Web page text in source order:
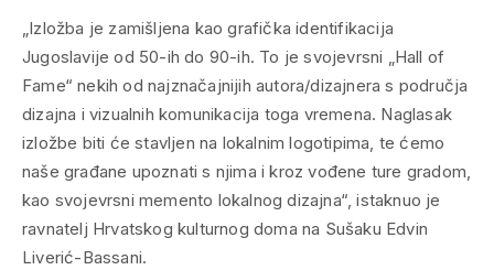
„Izložba je zamišljena kao grafička identifikacija
Jugoslavije od 50-ih do 90-ih. To je svojevrsni „Hall of
Fame“ nekih od najznačajnijih autora/dizajnera s područja
dizajna i vizualnih komunikacija toga vremena. Naglasak
izložbe biti će stavljen na lokalnim logotipima, te ćemo
naše građane upoznati s njima i kroz vođene ture gradom,
kao svojevrsni memento lokalnog dizajna“, istaknuo je
ravnatelj Hrvatskog kulturnog doma na Sušaku Edvin
Liverić-Bassani.